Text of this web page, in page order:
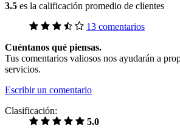
3.5 es la calificación promedio de clientes
13 comentarios
Cuéntanos qué piensas.
Tus comentarios valiosos nos ayudarán a
servicios.
Escribir un comentario
Clasificación:
5.0